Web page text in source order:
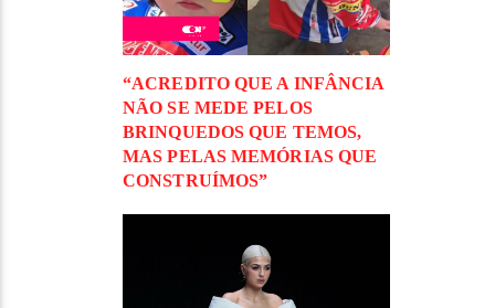
“ACREDITO QUE A INFÂNCIA
NÃO SE MEDE PELOS
BRINQUEDOS QUE TEMOS,
MAS PELAS MEMÓRIAS QUE
CONSTRUÍMOS”